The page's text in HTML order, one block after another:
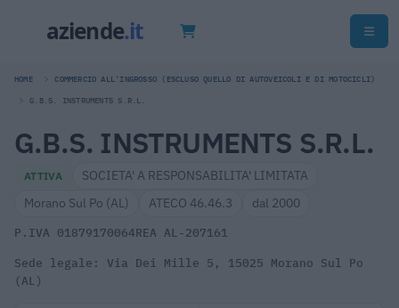
HOME COMMERCIO ALL'INGROSSO (ESCLUSO QUELLO DI AUTOVEICOLI E DI MOTOCICLI)
G.B.S. INSTRUMENTS S.R.L.
G.B.S. INSTRUMENTS S.R.L.
ATTIVA
SOCIETA' A RESPONSABILITA' LIMITATA
Morano Sul Po (AL)
ATECO 46.46.3 dal 2000
P.IVA 01879170064REA AL-207161
Sede legale: Via Dei Mille 5, 15025 Morano Sul Po
(AL)